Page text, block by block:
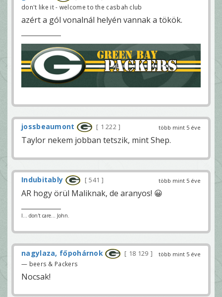
don't like it - welcome to the casbah club
azért a gól vonalnál helyén vannak a tökök.
több mint 5 éve
jossbeaumont 1 222
Taylor nekem jobban tetszik, mint Shep.
több mint 5 éve
Indubitably 541
AR hogy örül Maliknak, de aranyos! 😀
I... don't care... John.
több mint 5 éve
nagylaza, főpohárnok 18 129
— beers & Packers
Nocsak!